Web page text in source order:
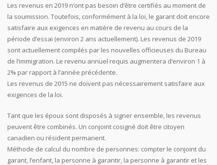
Les revenus en 2019 n’ont pas besoin d’être certifiés au moment de
la soumission. Toutefois, conformément à la loi, le garant doit encore
satisfaire aux exigences en matière de revenu au cours de la
période d’essai (environ 2 ans actuellement). Les revenus de 2019
sont actuellement compilés par les nouvelles officieuses du Bureau
de l’immigration. Le revenu annuel requis augmentera d’environ 1 à
2% par rapport à l’année précédente.
Les revenus de 2015 ne doivent pas nécessairement satisfaire aux
exigences de la loi.
Tant que les époux sont disposés à signer ensemble, les revenus
peuvent être combinés. Un conjoint cosigné doit être citoyen
canadien ou résident permanent.
Méthode de calcul du nombre de personnes: compter le conjoint du
garant, l’enfant, la personne à garantir, la personne à garantir et les